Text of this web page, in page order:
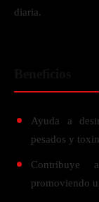
diaria.
Ayuda a
pesados y
Contribuye
promoviendo